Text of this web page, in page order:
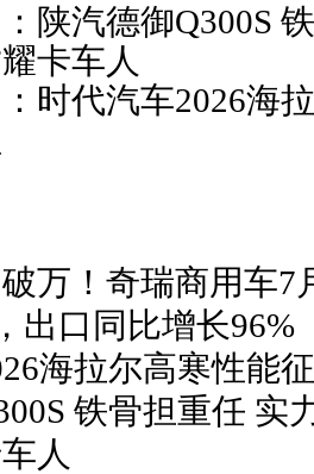
陕汽德御Q300S
卡车人
时代汽车2026海
万！奇瑞商用车7
出口同比增长96%
海拉尔高寒性能
铁骨担重任 实
人